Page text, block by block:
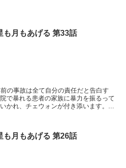
も月もあげる 第33話
の事故は全て自分の責任だと告白す
で暴れる患者の家族に暴力を振るって
かれ、チェウォンが付き添います。...
も月もあげる 第26話